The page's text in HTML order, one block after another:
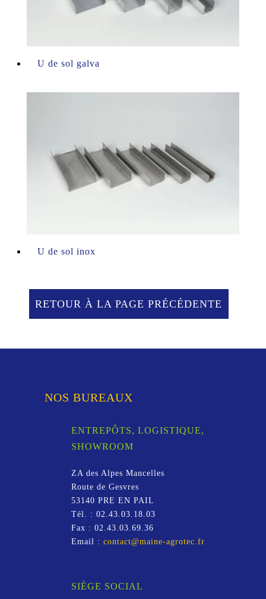
U de sol galva
U de sol inox
RETOUR À LA PAGE PRÉCÉDENTE
NOS BUREAUX
ENTREPÔTS, LOGISTIQUE,
SHOWROOM
ZA des Alpes Mancelles
Route de Gesvres
53140 PRE EN PAIL
Tél. : 02.43.03.18.03
Fax : 02.43.03.69.36
Email : contact@maine-agrotec.fr
SIÈGE SOCIAL